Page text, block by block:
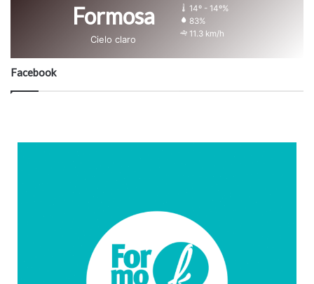
Formosa
Cielo claro
14º - 14º%
83%
11.3 km/h
Facebook